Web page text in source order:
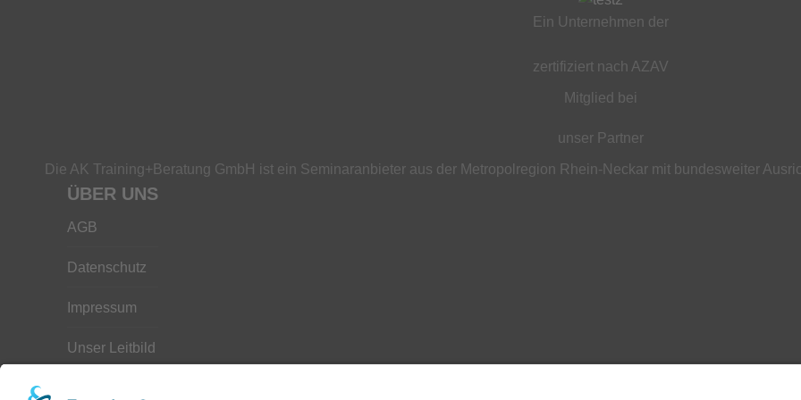
Ein Unternehmen der
zertifiziert nach AZAV
Mitglied bei
unser Partner
Die AK Training+Beratung GmbH ist ein Seminaranbieter aus der Metropolregion Rhein-Neckar mit bundesweiter
ÜBER UNS
AGB
Datenschutz
Impressum
Unser Leitbild